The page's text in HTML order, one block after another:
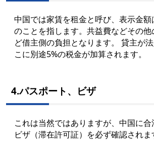
中国では家賃を租金と呼び、表示金
のことを指します。共益費などその
ど借主側の負担となります。 貸主が
こに別途5%の税金が加算されます。
4.パスポート、ビザ
これは当然ではありますが、中国に
ビザ（滞在許可証）を必ず確認されま